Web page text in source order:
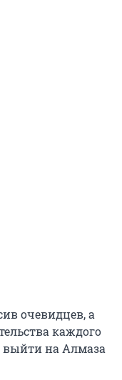
очевидцев, а
каждого
выйти на Алмаза